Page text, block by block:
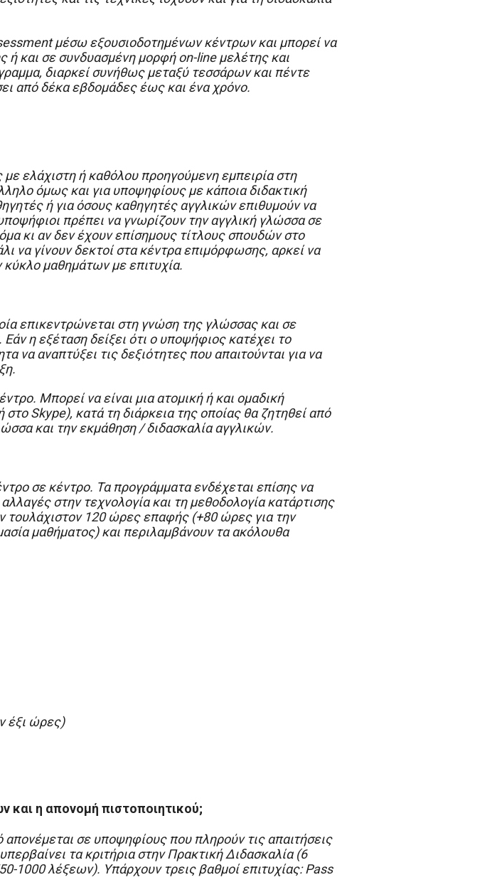
μέσω εξουσιοδοτημένων κέντρων και μπορεί να
ή και σε συνδυασμένη μορφή on-line μελέτης και
διαρκεί συνήθως μεταξύ τεσσάρων και πέντε
από δέκα εβδομάδες έως και ένα χρόνο.
με ελάχιστη ή καθόλου προηγούμενη εμπειρία στη
όμως και για υποψηφίους με κάποια διδακτική
ή για όσους καθηγητές αγγλικών επιθυμούν να
πρέπει να γνωρίζουν την αγγλική γλώσσα σε
κι αν δεν έχουν επίσημους τίτλους σπουδών στο
να γίνουν δεκτοί στα κέντρα επιμόρφωσης, αρκεί να
μαθημάτων με επιτυχία.
επικεντρώνεται στη γνώση της γλώσσας και σε
η εξέταση δείξει ότι ο υποψήφιος κατέχει το
να αναπτύξει τις δεξιότητες που απαιτούνται για να
Μπορεί να είναι μια ατομική ή και ομαδική
Skype), κατά τη διάρκεια της οποίας θα ζητηθεί από
και την εκμάθηση / διδασκαλία αγγλικών.
σε κέντρο. Τα προγράμματα ενδέχεται επίσης να
στην τεχνολογία και τη μεθοδολογία κατάρτισης
τουλάχιστον 120 ώρες επαφής (+80 ώρες για την
μαθήματος) και περιλαμβάνουν τα ακόλουθα
έξι ώρες)
και η απονομή πιστοποιητικού;
απονέμεται σε υποψηφίους που πληρούν τις απαιτήσεις
τα κριτήρια στην Πρακτική Διδασκαλία (6
1000 λέξεων). Υπάρχουν τρεις βαθμοί επιτυχίας: Pass